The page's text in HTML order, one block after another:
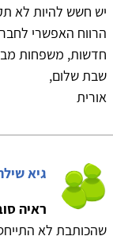
יש חשש להיות לא
הרווח האפשרי
חדשות, משפחות
שבת שלום,
אורית
גיא
ראיה
שהכותבת לא